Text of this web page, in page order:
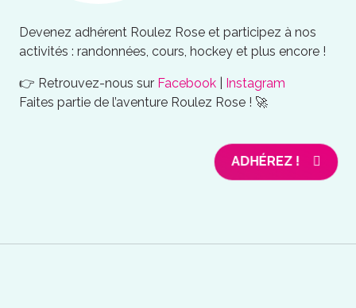
Devenez adhérent Roulez Rose et participez à nos
activités : randonnées, cours, hockey et plus encore !
👉 Retrouvez-nous sur Facebook
Instagram
Faites partie de l’aventure Roulez Rose ! 🚀
ADHÉREZ !